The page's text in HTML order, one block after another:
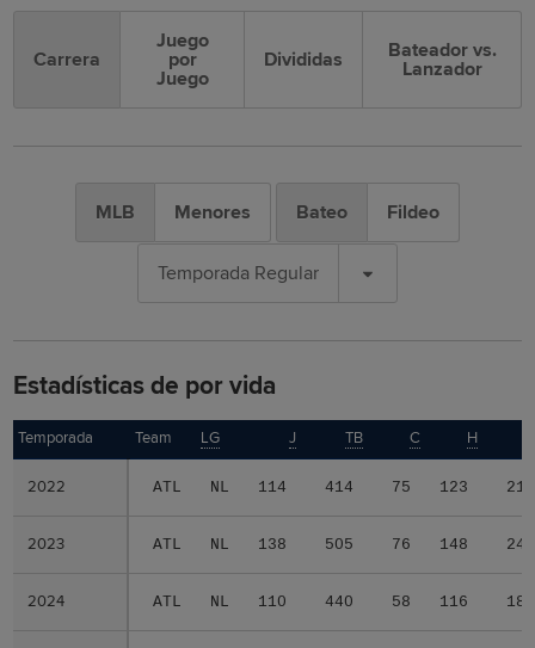
Carrera
Juego
por
Juego
Divididas
Bateador vs.
Lanzador
MLB Menores Bateo Fildeo
Temporada Regular
Estadísticas de por vida
Temporada Team LG J TB C H
2022 ATL NL 114 414 75 123 213
2023 ATL NL 138 505 76 148 241
2024 ATL NL 110 440 58 116 184
Temporada
2022
2023
2024